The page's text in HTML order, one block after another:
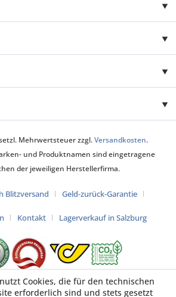
Mehrwertsteuer zzgl.Versandkosten.
und Produktnamen sind eingetragene
der jeweiligen Herstellerfirma.
Blitzversand Geld-zurück-Garantie
Kontakt Lagerverkauf in Salzburg
Cookies, die für den technischen
erforderlich sind und stets gesetzt